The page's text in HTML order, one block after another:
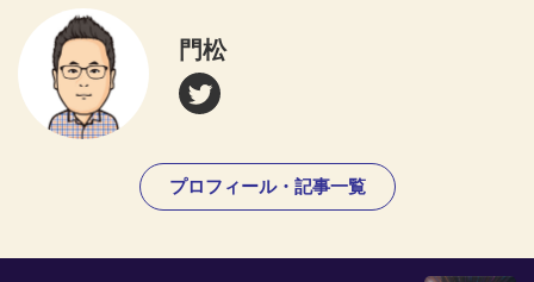
門松
プロフィール・記事一覧